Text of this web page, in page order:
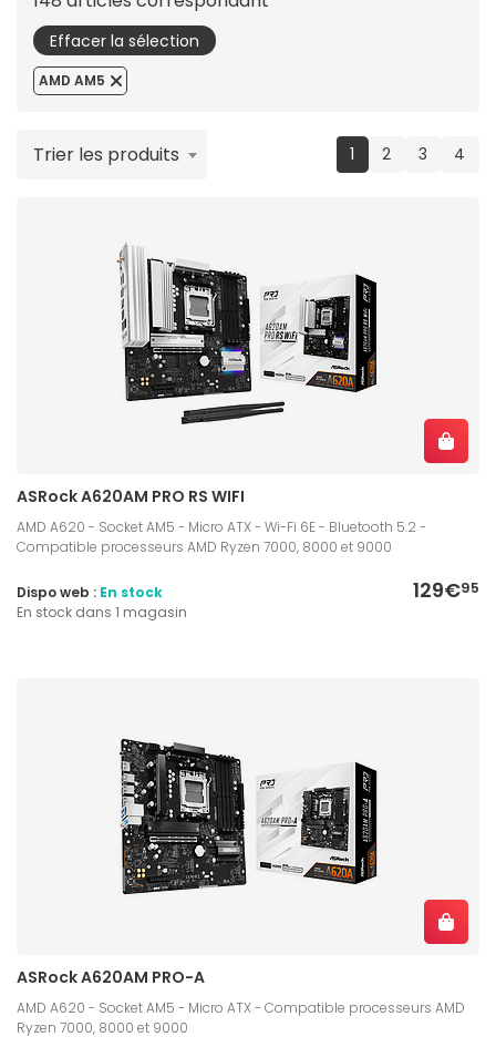
Effacer la sélection
AMD AM5
1 (current)
2 3 4
Trier les produits
ASRock A620AM PRO RS WIFI
AMD A620 - Socket AM5 - Micro ATX - Wi-Fi 6E - Bluetooth 5.2 -
Compatible processeurs AMD Ryzen 7000, 8000 et 9000
129€95
Dispo web : En stock
En stock dans 1 magasin
ASRock A620AM PRO-A
AMD A620 - Socket AM5 - Micro ATX - Compatible processeurs AMD
Ryzen 7000, 8000 et 9000